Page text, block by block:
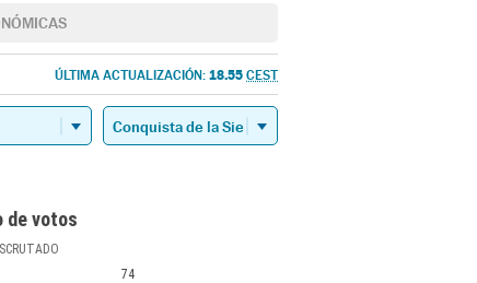
ÚLTIMA ACTUALIZACIÓN: 18.55 CEST
de votos
74